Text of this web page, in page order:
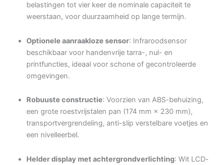
belastingen tot vier keer de nominale capaciteit te
weerstaan, voor duurzaamheid op lange termijn.
Optionele aanraakloze sensor: Infraroodsensor
beschikbaar voor handenvrije tarra-, nul- en
printfuncties, ideaal voor schone of gecontroleerde
omgevingen.
Robuuste constructie: Voorzien van ABS-behuizing,
een grote roestvrijstalen pan (174 mm × 230 mm),
transportvergrendeling, anti-slip verstelbare voetjes en
een nivelleerbel.
Helder display met achtergrondverlichting: Wit LCD-